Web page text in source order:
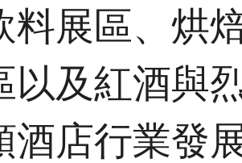
料展區、烘
以及紅酒與
酒店行業發